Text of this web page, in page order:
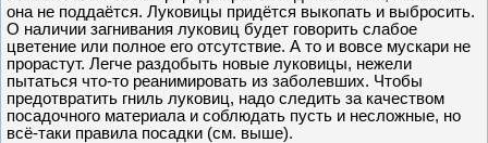
она не поддаётся. Луковицы придётся выкопать и выбросить.
О наличии загнивания луковиц будет говорить слабое
цветение или полное его отсутствие. А то и вовсе мускари не
прорастут. Легче раздобыть новые луковицы, нежели
пытаться что-то реанимировать из заболевших. Чтобы
предотвратить гниль луковиц, надо следить за качеством
посадочного материала и соблюдать пусть и несложные, но
всё-таки правила посадки (см. выше).